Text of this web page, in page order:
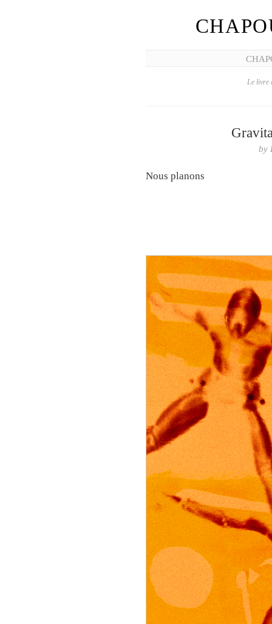
Le livre
by
Nous planons